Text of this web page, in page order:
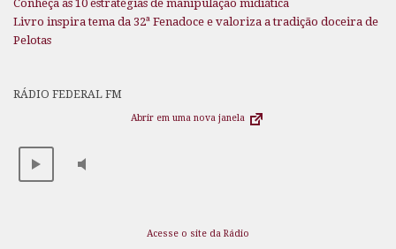
Conheça as 10 estratégias de manipulação midiática
Livro inspira tema da 32ª Fenadoce e valoriza a tradição doceira de
Pelotas
RÁDIO FEDERAL FM
Abrir em uma nova janela
Acesse o site da Rádio